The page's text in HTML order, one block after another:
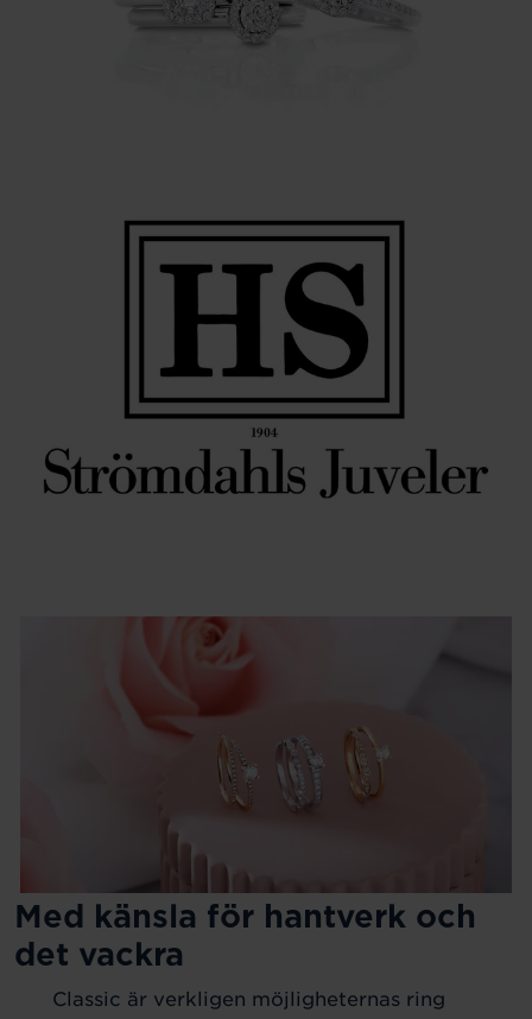
Med känsla för hantverk och
det vackra
Classic är verkligen möjligheternas ring